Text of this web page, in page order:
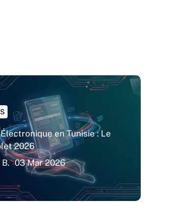
en Tunisie : Le
2026
03 Mar 2026